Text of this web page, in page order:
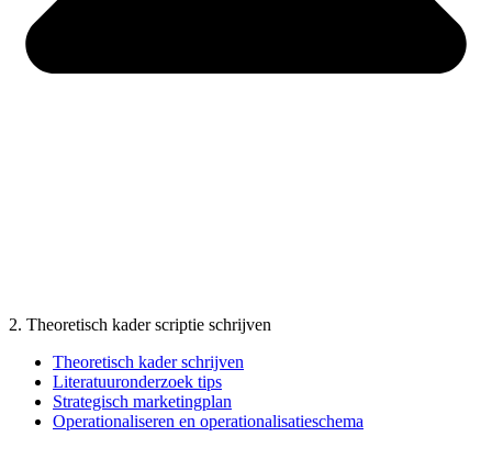
2. Theoretisch kader scriptie schrijven
Theoretisch kader schrijven
Literatuuronderzoek tips
Strategisch marketingplan
Operationaliseren en operationalisatieschema